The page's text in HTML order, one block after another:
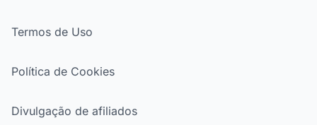
Termos de Uso
Política de Cookies
Divulgação de afiliados